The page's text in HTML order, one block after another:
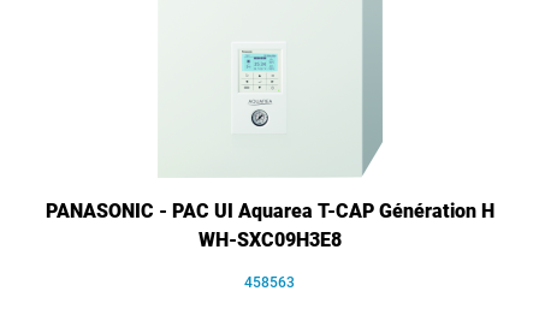
PANASONIC - PAC UI Aquarea T-CAP Génération H
WH-SXC09H3E8
458563